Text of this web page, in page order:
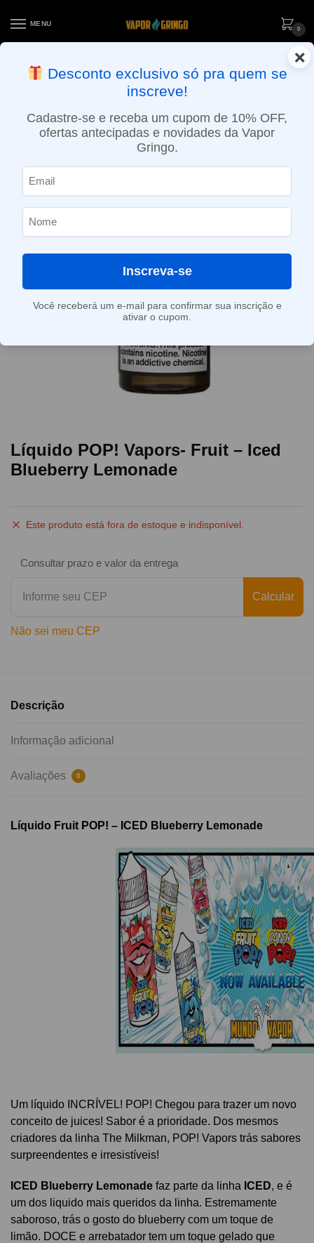
MENU
0
ENTREGA NO MESMO DIA EM SÃO PAULO (SEG A SEX): PEDIDOS
APROVADOS ATÉ 15:30 VIA MOTOBOY
Líquido POP! Vapors- Fruit – Iced
Blueberry Lemonade
Este produto está fora de estoque e indisponível.
Consultar prazo e valor da entrega
Calcular
Não sei meu CEP
Descrição
Informação adicional
Avaliações 0
Líquido Fruit POP! – ICED Blueberry Lemonade
Um líquido INCRÍVEL! POP! Chegou para trazer um novo
conceito de juices! Sabor é a prioridade. Dos mesmos
criadores da linha The Milkman, POP! Vapors trás sabores
surpreendentes e irresistíveis!
ICED Blueberry Lemonade faz parte da linha ICED, e é
um dos liquido mais queridos da linha. Estremamente
saboroso, trás o gosto do blueberry com um toque de
limão. DOCE e arrebatador tem um toque gelado que
×
Desconto exclusivo só pra quem se
inscreve!
Cadastre-se e receba um cupom de 10% OFF,
ofertas antecipadas e novidades da Vapor
Gringo.
Inscreva-se
Você receberá um e-mail para confirmar sua inscrição e
ativar o cupom.